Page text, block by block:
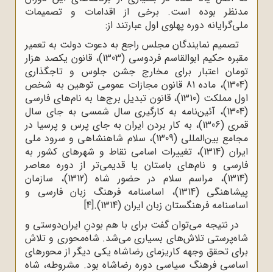
مدنظر بوده است. برخی از اقدامات و تصمیمات
ملی‌گرایانه دوره پهلوی اول عبارتند از:
تصمیم نمایندگان مجلس راجع به دعوت دولت به تعمیر
مقبره حکیم ابوالقاسم فردوسی (1303)، قانون یکصد هزار
تومان اعتبار برای مخارج جشن جلوس و تاجگذاری
(1304)، ماده 81 قانون مجازات عمومی توهین به شخص
اول مملکت (1310)، قانون تبدیل برج‌ها به نام‌های فارسی
(1304)، آئین‌نامه به ‌کارگیری سال شمسی به جای سال
قمری (1306)، به ‌کار بردن ایران به ‌جای پرس و پرسیا در
مجامع بین‌المللی (1309)، سلام شاهنشاهی و سرود ملی
ایران (1314)، تغییرات اسامی نقاط و شهرهای کشور به
فارسی و نام‌های باستان یا قدیمی‌تر از دوره معاصر
(1314)، مراسم سلام در حضور شاه (1312)، سازمان
پیشاهنگی (1314)، اساسنامه فرهنگ زبان فارسی و
اساسنامه فرهنگستان زبان ایران (1314).
[4]
در نتیجه می‌توان گفت برای با هم بودنِ ایران‌دوستی و
شاه‌پرستی تلاش‌های بسیاری می‌شد. شاه‌محوری و تلاش
برای تحقق وجهه کاریزمای رضاشاه یکی دیگر از محورهای
اساسی فرهنگ سیاسی دوره رضاشاه بود. مشروطه، شاه